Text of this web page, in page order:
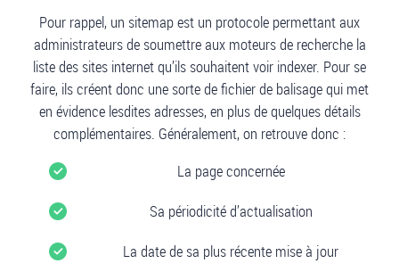
Pour rappel, un sitemap est un protocole permettant aux
administrateurs de soumettre aux moteurs de recherche la
liste des sites internet qu’ils souhaitent voir indexer. Pour se
faire, ils créent donc une sorte de fichier de balisage qui met
en évidence lesdites adresses, en plus de quelques détails
complémentaires. Généralement, on retrouve donc :
La page concernée
Sa périodicité d’actualisation
La date de sa plus récente mise à jour